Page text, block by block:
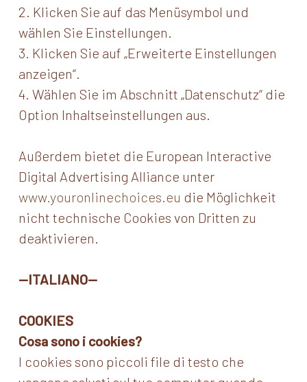
2. Klicken Sie auf das Menüsymbol und
wählen Sie Einstellungen.
3. Klicken Sie auf „Erweiterte Einstellungen
anzeigen“.
4. Wählen Sie im Abschnitt „Datenschutz“ die
Option Inhaltseinstellungen aus.
Außerdem bietet die European Interactive
Digital Advertising Alliance unter
www.youronlinechoices.eu die Möglichkeit
nicht technische Cookies von Dritten zu
deaktivieren.
—ITALIANO—
COOKIES
Cosa sono i cookies?
I cookies sono piccoli file di testo che